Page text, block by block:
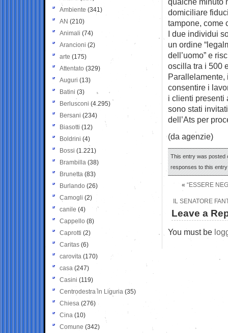
domiciliare
tampone, come
I due individui
un ordine
dell’uomo” e
oscilla tra i 500
Parallelamente,
consentire i
i clienti presenti
sono stati
dell’Ats per
(da agenzie)
This entry was posted
responses to this
« “ESSERE
IL SENATORE
Leave a
You must be
Ambiente (341)
AN (210)
Animali (74)
Arancioni (2)
arte (175)
Attentato (329)
Auguri (13)
Batini (3)
Berlusconi (4.295)
Bersani (234)
Biasotti (12)
Boldrini (4)
Bossi (1.221)
Brambilla (38)
Brunetta (83)
Burlando (26)
Camogli (2)
canile (4)
Cappello (8)
Caprotti (2)
Caritas (6)
carovita (170)
casa (247)
Casini (119)
Centrodestra in Liguria (35)
Chiesa (276)
Cina (10)
Comune (342)